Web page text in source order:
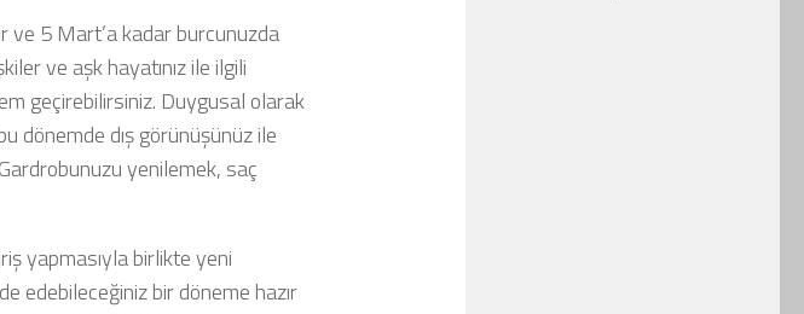
ve 5 Mart’a kadar burcunuzda
ve aşk hayatınız ile ilgili
geçirebilirsiniz. Duygusal olarak
dönemde dış görünüşünüz ile
yenilemek, saç
yapmasıyla birlikte yeni
edebileceğiniz bir döneme hazır